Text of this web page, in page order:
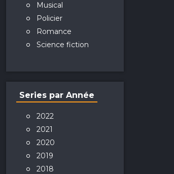
Musical
Policier
Romance
Science fiction
Series par Année
2022
2021
2020
2019
2018